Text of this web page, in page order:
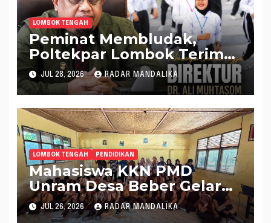
LOMBOK TENGAH
Peminat Membludak,
Poltekpar Lombok Terima
560 Mahasiswa Baru
JUL 28, 2026 RADAR MANDALIKA
LOMBOK TENGAH PENDIDIKAN
Mahasiswa KKN PMD
Unram Desa Beber Gelar
Penyuluhan Hukum
Pencegahan Pernikahan
JUL 26, 2026 RADAR MANDALIKA